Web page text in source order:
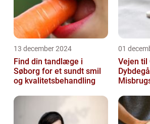
13 december 2024
Find din tandlæge i
Søborg for et sundt smil
og kvalitetsbehandling
01
Vejen til